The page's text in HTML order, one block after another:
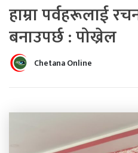
हाम्रा पर्वहरूलाई
बनाउपर्छ : पोख्रेल
Chetana Online